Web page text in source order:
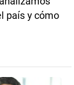
país y cómo